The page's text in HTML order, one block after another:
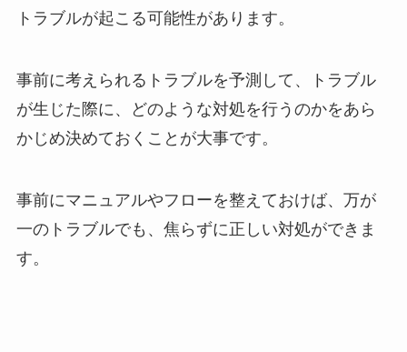
トラブルが起こる可能性があります。
事前に考えられるトラブルを予測して、トラブル
が生じた際に、どのような対処を行うのかをあら
かじめ決めておくことが大事です。
事前にマニュアルやフローを整えておけば、万が
一のトラブルでも、焦らずに正しい対処ができま
す。